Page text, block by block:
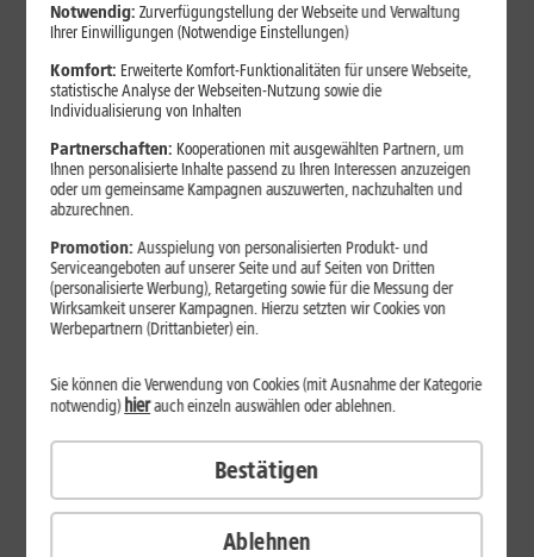
1&1 Internet
Jetzt unterbrechungsfrei ins sehr gute Netz wechseln.
Ohne doppelte Kosten.*
ab 29,99
€/Monat*
Notwendig: Zurverfügungstellung der Webseite und Verwaltung
Ihrer Einwilligungen (Notwendige Einstellungen)
Komfort: Erweiterte Komfort-Funktionalitäten für unsere Webseite,
statistische Analyse der Webseiten-Nutzung sowie die
Individualisierung von Inhalten
Partnerschaften: Kooperationen mit ausgewählten Partnern, um
Ihnen personalisierte Inhalte passend zu Ihren Interessen anzuzeigen
oder um gemeinsame Kampagnen auszuwerten, nachzuhalten und
abzurechnen.
Promotion:Ausspielung von personalisierten Produkt- und
Serviceangeboten auf unserer Seite und auf Seiten von Dritten
(personalisierte Werbung), Retargeting sowie für die Messung der
Wirksamkeit unserer Kampagnen. Hierzu setzten wir Cookies von
Werbepartnern (Drittanbieter) ein.
Ablehnen
Sie können die Verwendung von Cookies (mit Ausnahme der Kategorie
notwendig)hierauch einzeln auswählen oder ablehnen.
Bestätigen